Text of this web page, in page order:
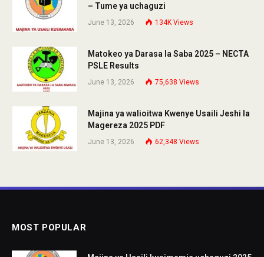
– Tume ya uchaguzi
June 13, 2026 134K Views
Matokeo ya Darasa la Saba 2025 – NECTA
PSLE Results
June 13, 2026 75,638 Views
Majina ya walioitwa Kwenye Usaili Jeshi la
Magereza 2025 PDF
June 13, 2026 62,348 Views
MOST POPULAR